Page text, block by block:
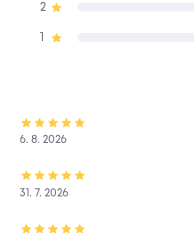
2
6. 8. 2026
31. 7. 2026